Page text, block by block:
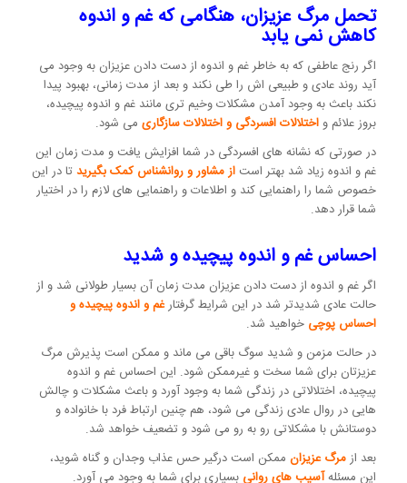
تحمل مرگ عزیزان، هنگامی که غم و اندوه
کاهش نمی یابد
اگر رنج عاطفی که به خاطر غم و اندوه از دست دادن عزیزان به وجود می
آید روند عادی و طبیعی اش را طی نکند و بعد از مدت زمانی، بهبود پیدا
نکند باعث به وجود آمدن مشکلات وخیم تری مانند غم و اندوه پیچیده،
بروز علائم و اختلالات افسردگی و اختلالات سازگاریمی شود.
در صورتی که نشانه های افسردگی در شما افزایش یافت و مدت زمان این
غم و اندوه زیاد شد بهتر است از مشاور و روانشناس کمک بگیریدتا در این
خصوص شما را راهنمایی کند و اطلاعات و راهنمایی های لازم را در اختیار
شما قرار دهد.
احساس غم و اندوه پیچیده و شدید
اگر غم و اندوه از دست دادن عزیزان مدت زمان آن بسیار طولانی شد و از
حالت عادی شدیدتر شد در این شرایط گرفتارغم و اندوه پیچیده و
احساس پوچی خواهید شد.
در حالت مزمن و شدید سوگ باقی می ماند و ممکن است پذیرش مرگ
عزیزتان برای شما سخت و غیرممکن شود. این احساس غم و اندوه
پیچیده، اختلالاتی در زندگی شما به وجود آورد و باعث مشکلات و چالش
هایی در روال عادی زندگی می شود، هم چنین ارتباط فرد با خانواده و
دوستانش با مشکلاتی رو به رو می شود و تضعیف خواهد شد.
بعد ازمرگ عزیزانممکن است درگیر حس عذاب وجدان و گناه شوید،
این مسئلهآسیب های روانی بسیاری برای شما به وجود می آورد.